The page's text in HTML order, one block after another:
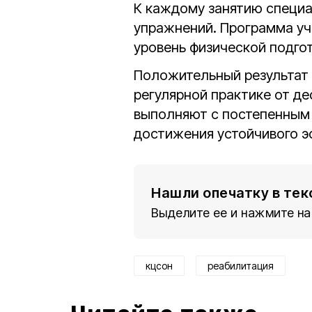
К каждому занятию
упражнений. Программа
уровень физической
Положительный
регулярной практике от
выполняют с
достижения устойчивого
Нашли опечатку в
Выделите ее и нажмите на
кцсон реабилитация